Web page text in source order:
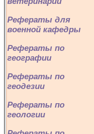
Рефераты для
военной кафедры
Рефераты по
географии
Рефераты по
геодезии
Рефераты по
геологии